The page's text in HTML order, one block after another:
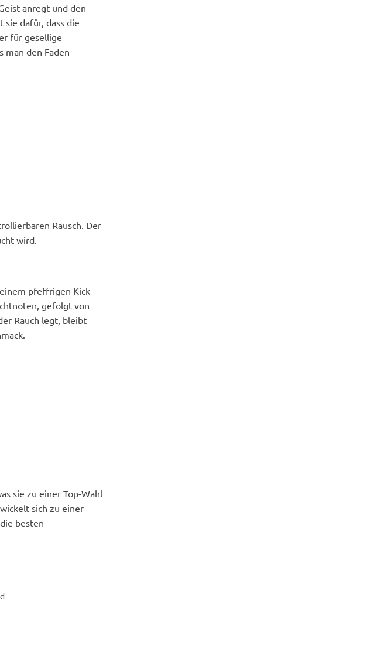
anregt und den
dafür, dass die
für gesellige
man den Faden
Rausch. Der
wird.
pfeffrigen Kick
gefolgt von
Rauch legt, bleibt
sie zu einer Top-Wahl
sich zu einer
besten